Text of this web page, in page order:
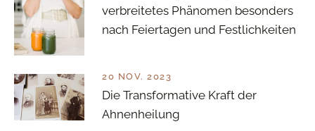
verbreitetes Phänomen besonders
nach Feiertagen und Festlichkeiten
20 NOV. 2023
Die Transformative Kraft der
Ahnenheilung